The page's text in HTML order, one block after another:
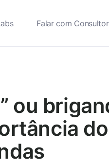
Falar com Consultor
ou
do